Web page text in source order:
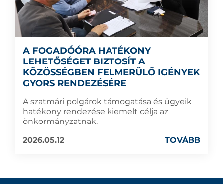
A FOGADÓÓRA HATÉKONY
LEHETŐSÉGET BIZTOSÍT A
KÖZÖSSÉGBEN FELMERÜLŐ IGÉNYEK
GYORS RENDEZÉSÉRE
A szatmári polgárok támogatása és ügyeik
hatékony rendezése kiemelt célja az
önkormányzatnak.
2026.05.12
TOVÁBB